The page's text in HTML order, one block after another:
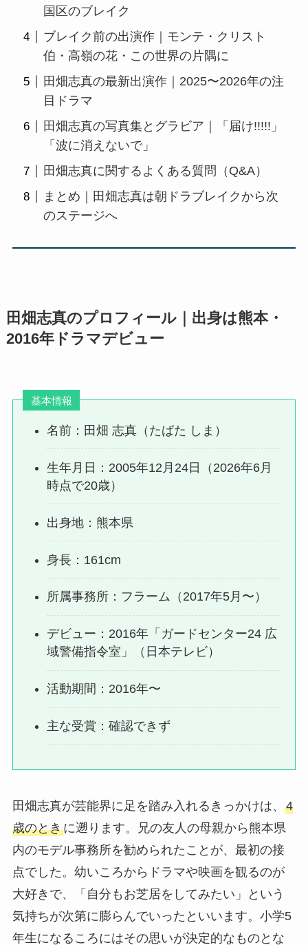
国区のブレイク
ブレイク前の出演作｜モンテ・クリスト
伯・高嶺の花・この世界の片隅に
田畑志真の最新出演作｜2025〜2026年の注
目ドラマ
田畑志真の写真集とグラビア｜「届け!!!!!」
「波に消えないで」
田畑志真に関するよくある質問（Q&A）
まとめ｜田畑志真は朝ドラブレイクから次
のステージへ
田畑志真のプロフィール｜出身は熊本・
2016年ドラマデビュー
基本情報
名前：田畑 志真（たばた しま）
生年月日：2005年12月24日（2026年6月
時点で20歳）
出身地：熊本県
身長：161cm
所属事務所：フラーム（2017年5月〜）
デビュー：2016年「ガードセンター24 広
域警備指令室」（日本テレビ）
活動期間：2016年〜
主な受賞：確認できず
田畑志真が芸能界に足を踏み入れるきっかけは、 4
歳のときに遡ります。兄の友人の母親から熊本県
内のモデル事務所を勧められたことが、最初の接
点でした。幼いころからドラマや映画を観るのが
大好きで、「自分もお芝居をしてみたい」という
気持ちが次第に膨らんでいったといいます。小学5
年生になるころにはその思いが決定的なものとな